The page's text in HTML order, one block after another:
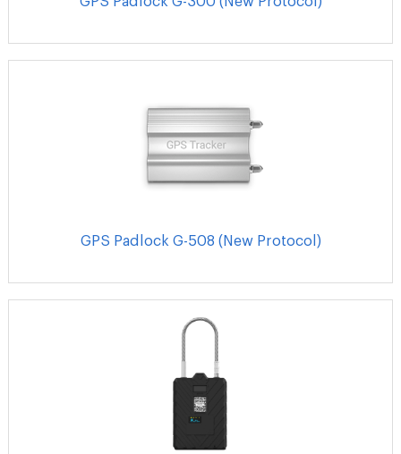
GPS Padlock G-508 (New Protocol)